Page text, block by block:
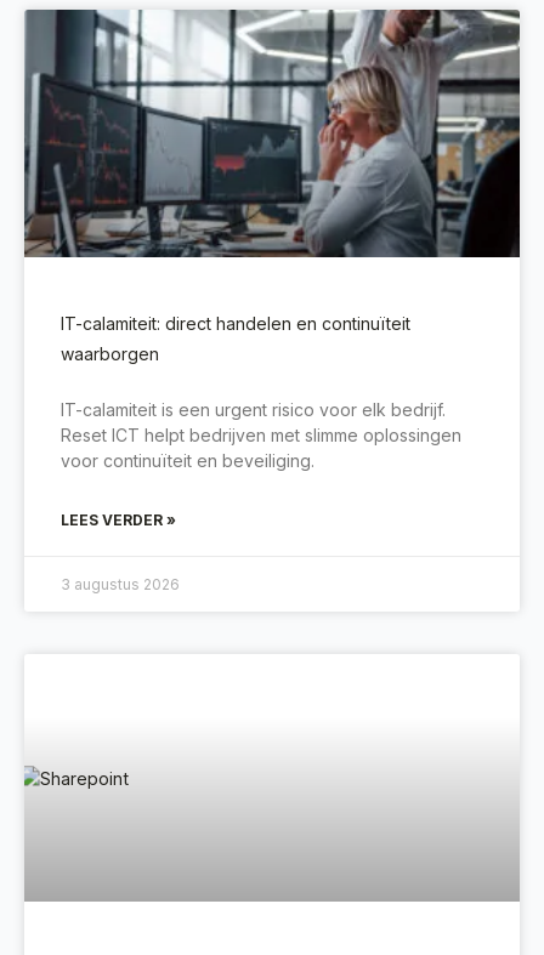
IT-calamiteit: direct handelen en continuïteit
waarborgen
IT-calamiteit is een urgent risico voor elk bedrijf.
Reset ICT helpt bedrijven met slimme oplossingen
voor continuïteit en beveiliging.
LEES VERDER »
3 augustus 2026